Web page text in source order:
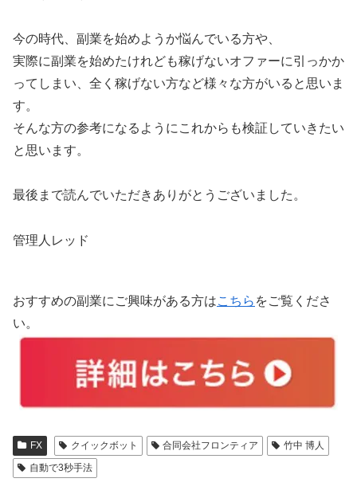
今の時代、副業を始めようか悩んでいる方や、
実際に副業を始めたけれども稼げないオファーに引っかか
ってしまい、全く稼げない方など様々な方がいると思いま
す。
そんな方の参考になるようにこれからも検証していきたい
と思います。
最後まで読んでいただきありがとうございました。
管理人レッド
おすすめの副業にご興味がある方はこちら をご覧くださ
い。
FX クイックボット 合同会社フロンティア
竹中 博人
自動で3秒手法